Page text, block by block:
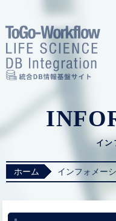
イン
ホーム インフォメー